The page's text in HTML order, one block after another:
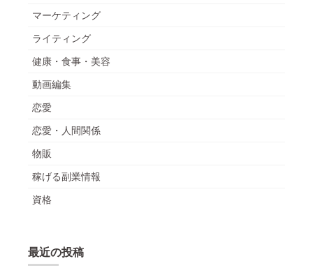
マーケティング
ライティング
健康・食事・美容
動画編集
恋愛
恋愛・人間関係
物販
稼げる副業情報
資格
最近の投稿